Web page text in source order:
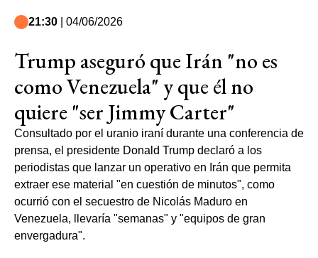
21:30 | 04/06/2026
Trump aseguró que Irán "no es
como Venezuela" y que él no
quiere "ser Jimmy Carter"
Consultado por el uranio iraní durante una conferencia de
prensa, el presidente Donald Trump declaró a los
periodistas que lanzar un operativo en Irán que permita
extraer ese material "en cuestión de minutos", como
ocurrió con el secuestro de Nicolás Maduro en
Venezuela, llevaría "semanas" y "equipos de gran
envergadura".